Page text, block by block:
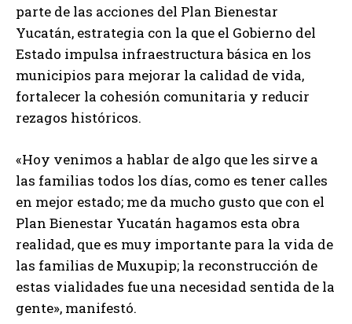
parte de las acciones del Plan Bienestar
Yucatán, estrategia con la que el Gobierno del
Estado impulsa infraestructura básica en los
municipios para mejorar la calidad de vida,
fortalecer la cohesión comunitaria y reducir
rezagos históricos.
«Hoy venimos a hablar de algo que les sirve a
las familias todos los días, como es tener calles
en mejor estado; me da mucho gusto que con el
Plan Bienestar Yucatán hagamos esta obra
realidad, que es muy importante para la vida de
las familias de Muxupip; la reconstrucción de
estas vialidades fue una necesidad sentida de la
gente», manifestó.